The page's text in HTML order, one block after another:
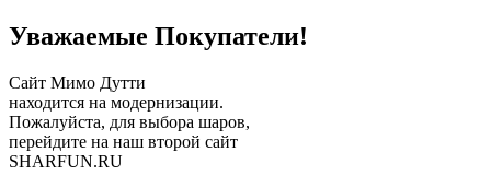
Уважаемые Покупатели!
Сайт Мимо Дутти
находится на модернизации.
Пожалуйста, для выбора шаров,
перейдите на наш второй сайт
SHARFUN.RU